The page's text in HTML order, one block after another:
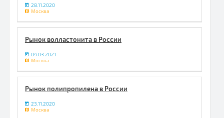
28.11.2020
Москва
Рынок волластонита в России
04.03.2021
Москва
Рынок полипропилена в России
23.11.2020
Москва